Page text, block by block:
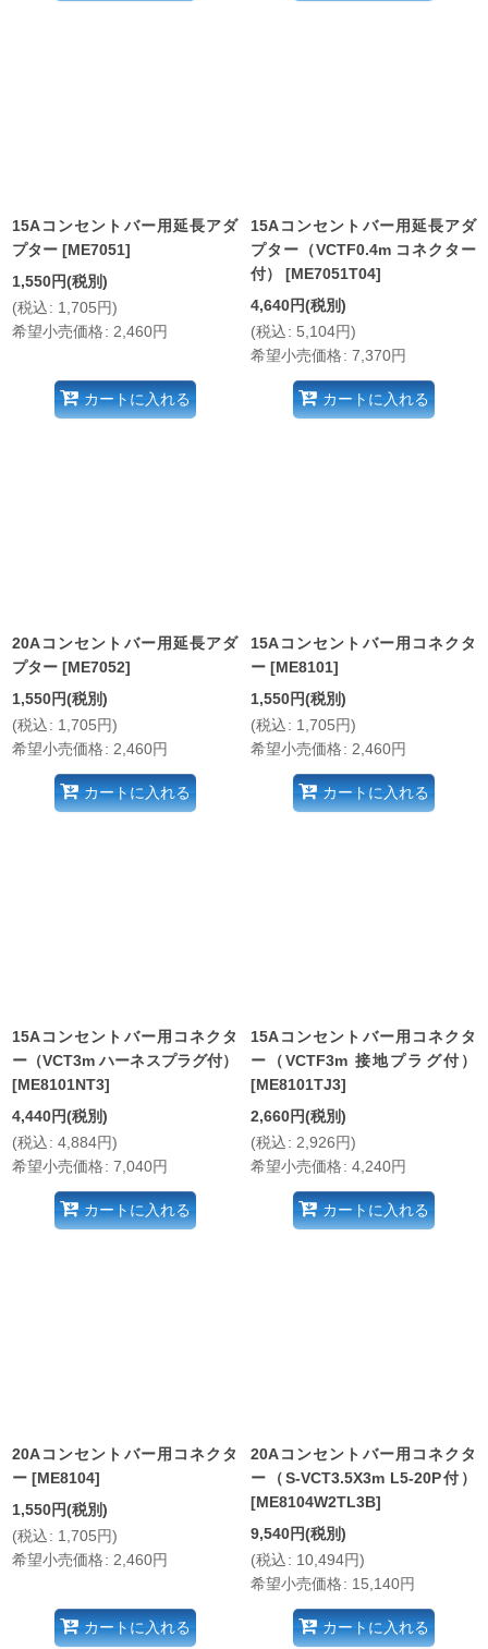
15Aコンセントバー用延長アダ
プター [ME7051]
1,550円(税別)
(税込: 1,705円)
希望小売価格: 2,460円
カートに入れる
15Aコンセントバー用延長アダ
プター（VCTF0.4m コネクター
付）
[ME7051T04]
4,640円(税別)
(税込: 5,104円)
希望小売価格: 7,370円
カートに入れる
20Aコンセントバー用延長アダ
プター [ME7052]
1,550円(税別)
(税込: 1,705円)
希望小売価格: 2,460円
カートに入れる
15Aコンセントバー用コネクタ
ー [ME8101]
1,550円(税別)
(税込: 1,705円)
希望小売価格: 2,460円
カートに入れる
15Aコンセントバー用コネクタ
ー（VCT3m ハーネスプラグ付）
[ME8101NT3]
4,440円(税別)
(税込: 4,884円)
希望小売価格: 7,040円
カートに入れる
15Aコンセントバー用コネクタ
ー（VCTF3m 接地プラグ付）
[ME8101TJ3]
2,660円(税別)
(税込: 2,926円)
希望小売価格: 4,240円
カートに入れる
20Aコンセントバー用コネクタ
ー [ME8104]
1,550円(税別)
(税込: 1,705円)
希望小売価格: 2,460円
カートに入れる
20Aコンセントバー用コネクタ
ー（S-VCT3.5X3m L5-20P付）
[ME8104W2TL3B]
9,540円(税別)
(税込: 10,494円)
希望小売価格: 15,140円
カートに入れる